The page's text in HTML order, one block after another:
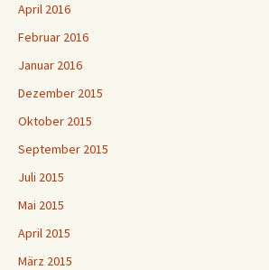
April 2016
Februar 2016
Januar 2016
Dezember 2015
Oktober 2015
September 2015
Juli 2015
Mai 2015
April 2015
März 2015